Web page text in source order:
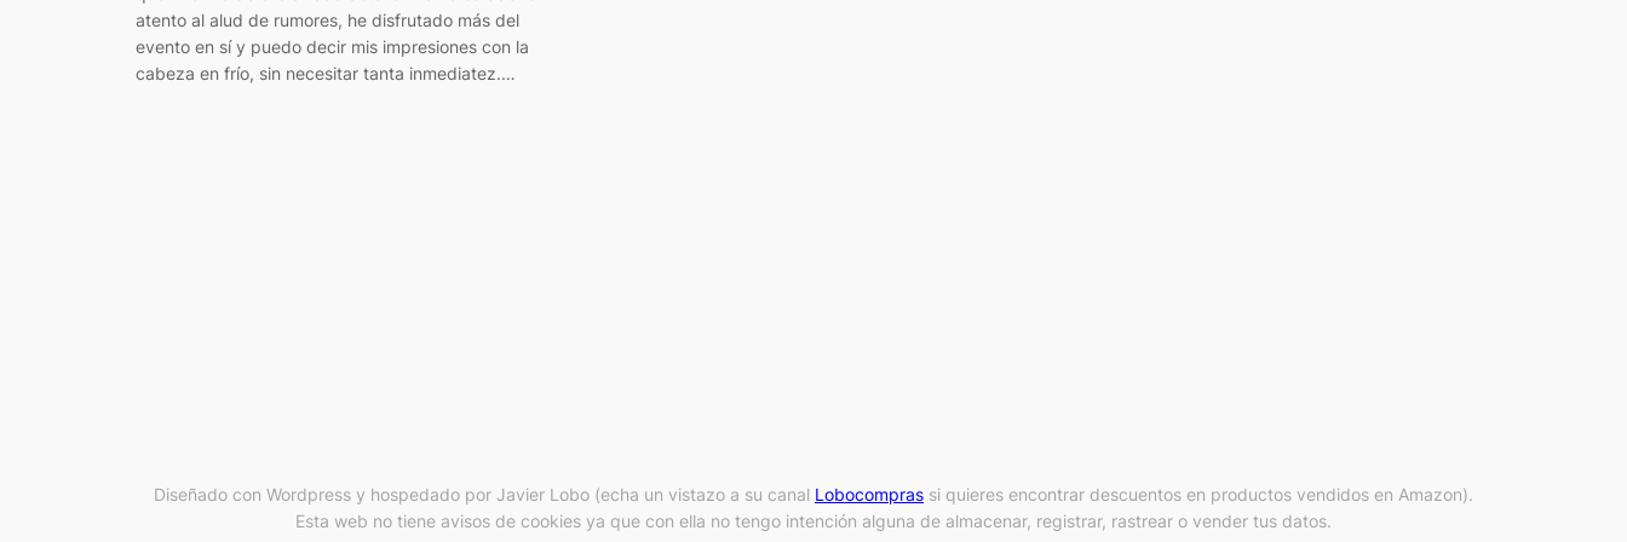
atento al alud de rumores, he disfrutado más del
evento en sí y puedo decir mis impresiones con la
cabeza en frío, sin necesitar tanta inmediatez.…
Diseñado con Wordpress y hospedado por Javier Lobo (echa un vistazo a su canal Lobocompras si quieres encontrar descuentos en productos vendidos en Amazon).
Esta web no tiene avisos de cookies ya que con ella no tengo intención alguna de almacenar, registrar, rastrear o vender tus datos.